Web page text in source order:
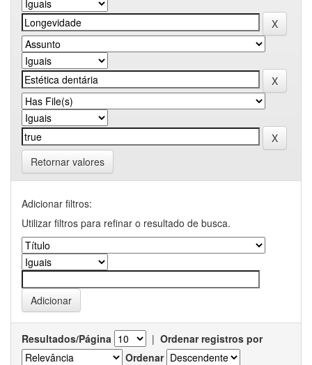
Retornar valores
Adicionar filtros:
Utilizar filtros para refinar o resultado de busca.
Resultados/Página | Ordenar registros por
Ordenar